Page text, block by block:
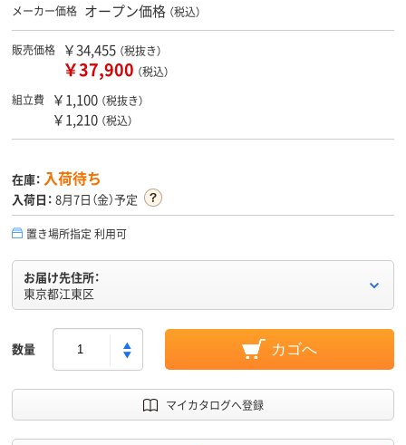
メーカー価格 オープン価格 （税込）
販売価格 ￥34,455 （税抜き）
￥37,900 （税込）
組立費
￥1,100 （税抜き）
￥1,210 （税込）
在庫： 入荷待ち
入荷日： 8月7日（金）予定
置き場所指定 利用可
お届け先住所：
東京都江東区
数量 カゴへ
マイカタログへ登録